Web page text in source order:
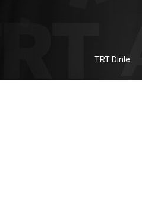
TRT Dinle